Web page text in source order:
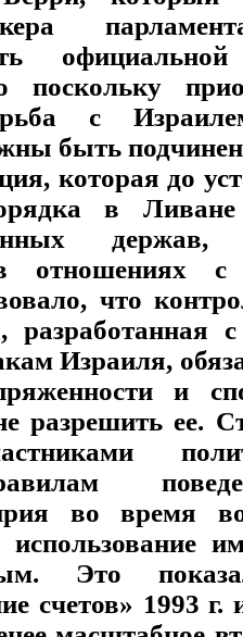
поскольку
с
быть
которая до
в
держав,
отношениях с
что
разработанная
Израиля,
и
разрешить ее.
во время
использование
Это
счетов» 1993 г.